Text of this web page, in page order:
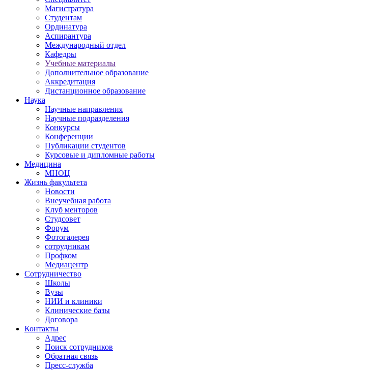
Магистратура
Студентам
Ординатура
Аспирантура
Международный отдел
Кафедры
Учебные материалы
Дополнительное образование
Аккредитация
Дистанционное образование
Наука
Научные направления
Научные подразделения
Конкурсы
Конференции
Публикации студентов
Курсовые и дипломные работы
Медицина
МНОЦ
Жизнь факультета
Новости
Внеучебная работа
Клуб менторов
Студсовет
Форум
Фотогалерея
сотрудникам
Профком
Медиацентр
Сотрудничество
Школы
Вузы
НИИ и клиники
Клинические базы
Договора
Контакты
Адрес
Поиск сотрудников
Обратная связь
Пресс-служба